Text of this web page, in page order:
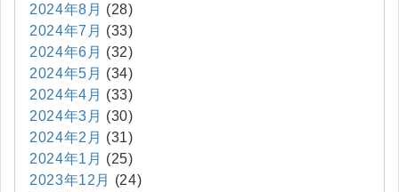
2024年8月 (28)
2024年7月 (33)
2024年6月 (32)
2024年5月 (34)
2024年4月 (33)
2024年3月 (30)
2024年2月 (31)
2024年1月 (25)
2023年12月
(24)